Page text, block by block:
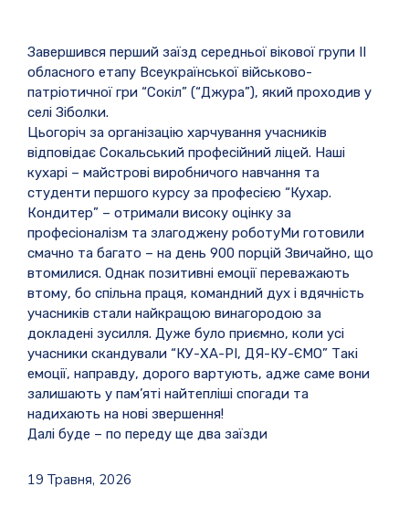
Завершився перший заїзд середньої вікової групи ІІ
обласного етапу Всеукраїнської військово-
патріотичної гри “Сокіл” (“Джура”), який проходив у
селі Зіболки.
Цьогоріч за організацію харчування учасників
відповідає Сокальський професійний ліцей. Наші
кухарі – майстрові виробничого навчання та
студенти першого курсу за професією “Кухар.
Кондитер” – отримали високу оцінку за
професіоналізм та злагоджену роботуМи готовили
смачно та багато – на день 900 порцій Звичайно, що
втомилися. Однак позитивні емоції переважають
втому, бо спільна праця, командний дух і вдячність
учасників стали найкращою винагородою за
докладені зусилля. Дуже було приємно, коли усі
учасники скандували “КУ-ХА-РІ, ДЯ-КУ-ЄМО” Такі
емоції, направду, дорого вартують, адже саме вони
залишають у пам’яті найтепліші спогади та
надихають на нові звершення!
Далі буде – по переду ще два заїзди
19 Травня, 2026